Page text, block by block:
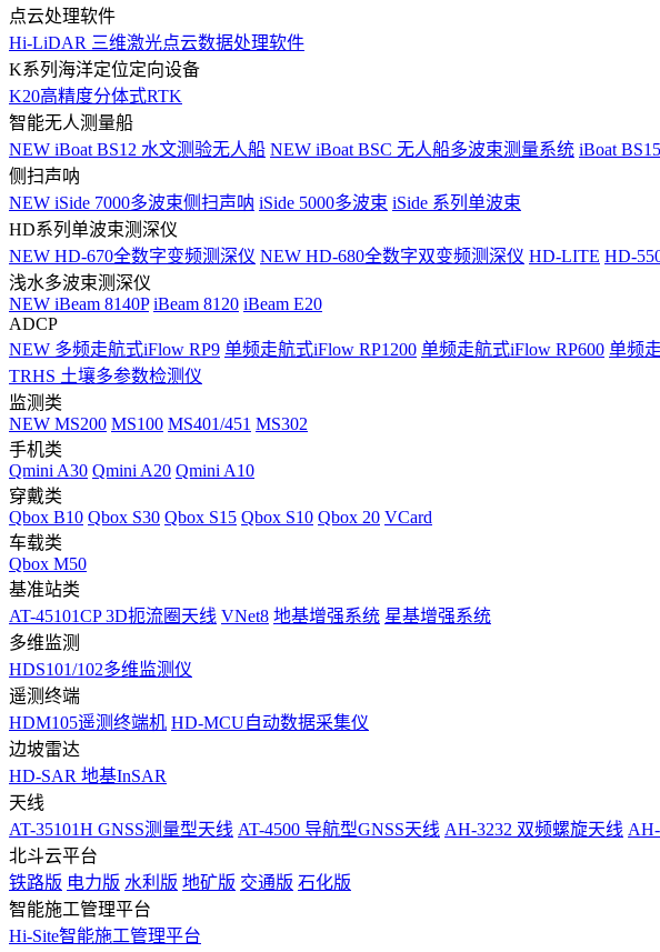
点云处理软件
Hi-LiDAR 三维激光点云数据处理软件
K系列海洋定位定向设备
K20高精度分体式RTK
智能无人测量船
NEW iBoat BS12 水文测验无人船 NEW iBoat BSC 无人船多波束测量系统 iBoat
侧扫声呐
NEW iSide 7000多波束侧扫声呐 iSide 5000多波束 iSide 系列单波束
HD系列单波束测深仪
NEW HD-670全数字变频测深仪 NEW HD-680全数字双变频测深仪 HD-LITE HD-
浅水多波束测深仪
NEW iBeam 8140P iBeam 8120 iBeam E20
ADCP
NEW 多频走航式iFlow RP9 单频走航式iFlow RP1200 单频走航式iFlow RP600 单频
TRHS 土壤多参数检测仪
监测类
NEW MS200 MS100 MS401/451 MS302
手机类
Qmini A30 Qmini A20 Qmini A10
穿戴类
Qbox B10 Qbox S30 Qbox S15 Qbox S10 Qbox 20 VCard
车载类
Qbox M50
基准站类
AT-45101CP 3D扼流圈天线 VNet8 地基增强系统 星基增强系统
多维监测
HDS101/102多维监测仪
遥测终端
HDM105遥测终端机 HD-MCU自动数据采集仪
边坡雷达
HD-SAR 地基InSAR
天线
AT-35101H GNSS测量型天线 AT-4500 导航型GNSS天线 AH-3232 双频螺旋天线
北斗云平台
铁路版 电力版 水利版 地矿版 交通版 石化版
智能施工管理平台
Hi-Site智能施工管理平台